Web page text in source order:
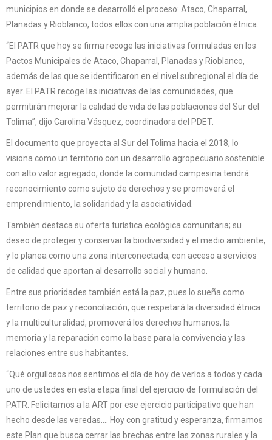
municipios en donde se desarrolló el proceso: Ataco, Chaparral,
Planadas y Rioblanco, todos ellos con una amplia población étnica.
“El PATR que hoy se firma recoge las iniciativas formuladas en los
Pactos Municipales de Ataco, Chaparral, Planadas y Rioblanco,
además de las que se identificaron en el nivel subregional el día de
ayer. El PATR recoge las iniciativas de las comunidades, que
permitirán mejorar la calidad de vida de las poblaciones del Sur del
Tolima”, dijo Carolina Vásquez, coordinadora del PDET.
El documento que proyecta al Sur del Tolima hacia el 2018, lo
visiona como un territorio con un desarrollo agropecuario sostenible
con alto valor agregado, donde la comunidad campesina tendrá
reconocimiento como sujeto de derechos y se promoverá el
emprendimiento, la solidaridad y la asociatividad.
También destaca su oferta turística ecológica comunitaria; su
deseo de proteger y conservar la biodiversidad y el medio ambiente,
y lo planea como una zona interconectada, con acceso a servicios
de calidad que aportan al desarrollo social y humano.
Entre sus prioridades también está la paz, pues lo sueña como
territorio de paz y reconciliación, que respetará la diversidad étnica
y la multiculturalidad, promoverá los derechos humanos, la
memoria y la reparación como la base para la convivencia y las
relaciones entre sus habitantes.
“Qué orgullosos nos sentimos el día de hoy de verlos a todos y cada
uno de ustedes en esta etapa final del ejercicio de formulación del
PATR. Felicitamos a la ART por ese ejercicio participativo que han
hecho desde las veredas…. Hoy con gratitud y esperanza, firmamos
este Plan que busca cerrar las brechas entre las zonas rurales y la